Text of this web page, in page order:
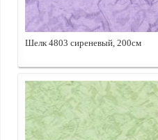
Шелк 4803 сиреневый, 200см